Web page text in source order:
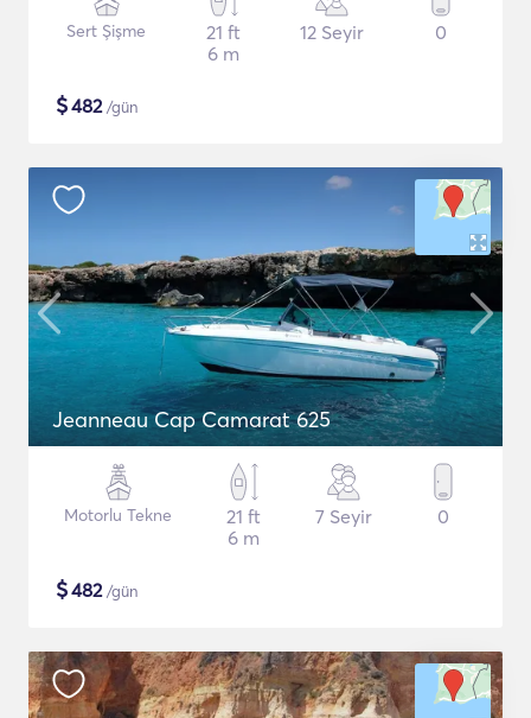
Sert Şişme
21 ft
6 m
12 Seyir 0
$482/gün
Jeanneau Cap Camarat 625
Motorlu Tekne
21 ft
6 m
7 Seyir 0
$482/gün